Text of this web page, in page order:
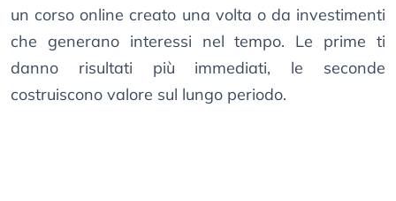
un corso online creato una volta o da investimenti
che generano interessi nel tempo. Le prime ti
danno risultati più immediati, le seconde
costruiscono valore sul lungo periodo.